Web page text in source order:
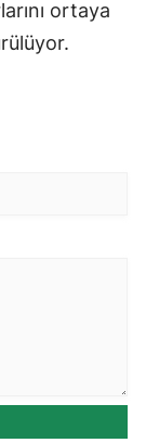
ortaya